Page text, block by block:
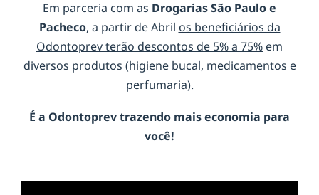
Em parceria com as Drogarias São Paulo e
Pacheco, a partir de Abril os beneficiários da
Odontoprev terão descontos de 5% a 75% em
diversos produtos (higiene bucal, medicamentos e
perfumaria).
É a Odontoprevtrazendo mais economia para
você!